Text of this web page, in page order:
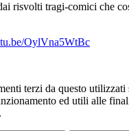
risvolti tragi-comici che
OylVna5WtBc
terzi da questo
ed utili alle
.